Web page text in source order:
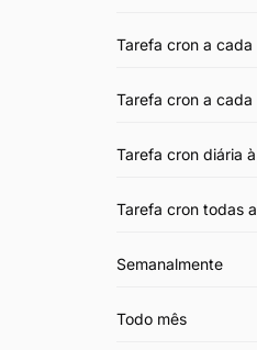
Tarefa cron a cada
Tarefa cron a cada
Tarefa cron diária
Tarefa cron todas
Semanalmente
Todo mês